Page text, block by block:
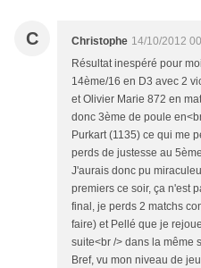
C Christophe 14/10/2012
Résultat inespéré pour
14ème/16 en D3 avec 2
et Olivier Marie 872 en
donc 3ème de poule
Purkart (1135) ce qui me
perds de justesse au
J'aurais donc pu
premiers ce soir, ça n'est
final, je perds 2 matchs
faire) et Pellé que je
suite<br /> dans la même
Bref, vu mon niveau de